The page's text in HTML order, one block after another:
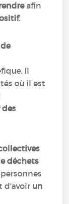
afin
.
Il
où il est
des
déchets
d’avoir un